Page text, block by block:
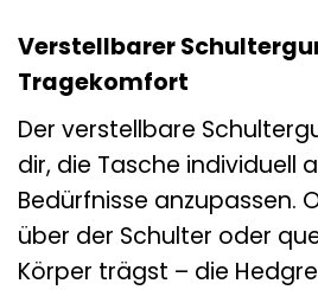
Verstellbarer
Tragekomfort
Der verstellbare
dir, die Tasche individuell
Bedürfnisse anzupassen.
über der Schulter oder
Körper trägst – die